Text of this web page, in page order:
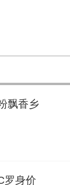
飘香乡
罗身价